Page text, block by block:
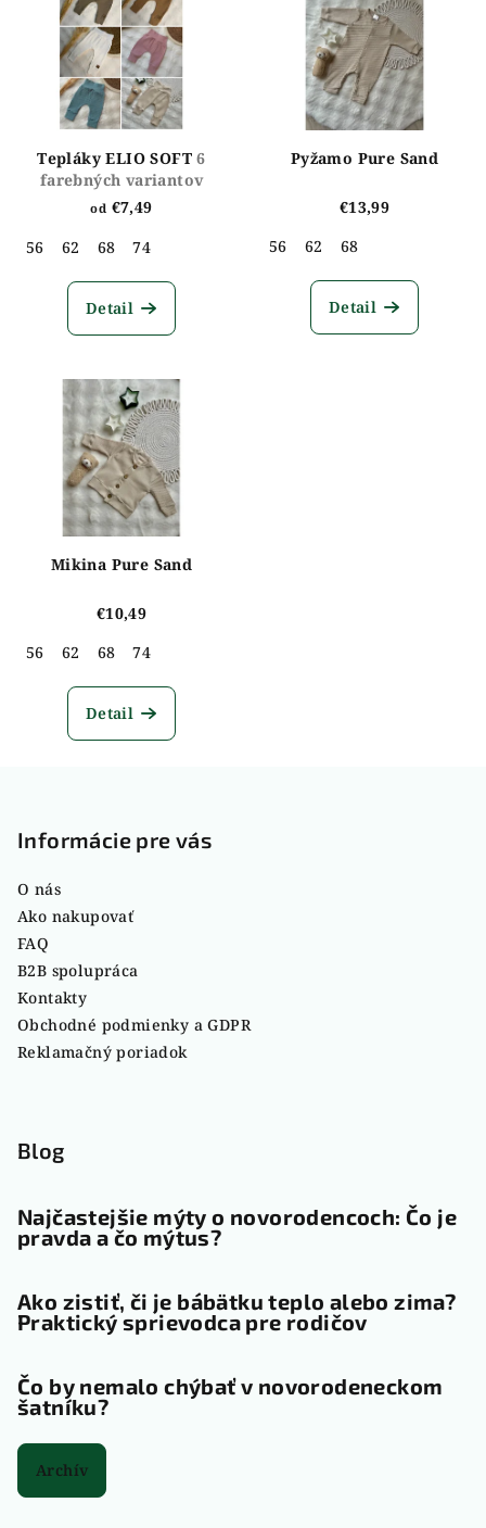
Tepláky ELIO SOFT6
farebných variantov
od €7,49
56
62 68 74
Detail
Pyžamo Pure Sand
€13,99
56
62 68
Detail
Mikina Pure Sand
€10,49
56
62 68 74
Detail
Informácie pre vás
O nás
Ako nakupovať
FAQ
B2B spolupráca
Kontakty
Obchodné podmienky a GDPR
Reklamačný poriadok
Blog
Najčastejšie mýty o novorodencoch: Čo je
pravda a čo mýtus?
Ako zistiť, či je bábätku teplo alebo zima?
Praktický sprievodca pre rodičov
Čo by nemalo chýbať v novorodeneckom
šatníku?
Archív